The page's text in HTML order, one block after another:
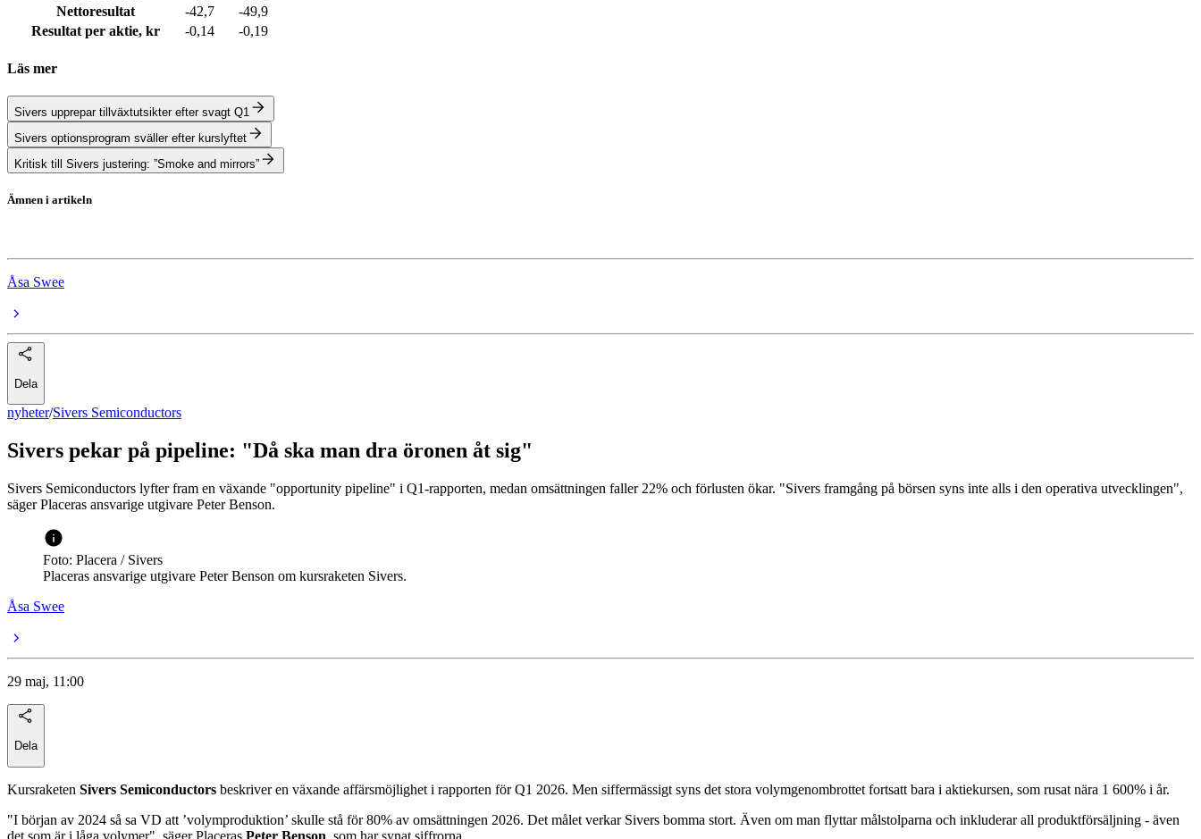
Nettoresultat
-42,7
-49,9
Resultat per aktie, kr
-0,14 -0,19
Läs mer
Sivers upprepar tillväxtutsikter efter svagt Q1
Sivers optionsprogram sväller efter kurslyftet
Kritisk till Sivers justering: ”Smoke and mirrors”
Ämnen i artikeln
Åsa Swee
Dela
nyheter/Sivers Semiconductors
Sivers pekar på pipeline: "Då ska man dra öronen åt sig"
Sivers Semiconductors lyfter fram en växande "opportunity pipeline" i Q1-rapporten, medan omsättningen faller 22% och förlusten ökar. "Sivers framgång på börsen syns inte alls i den operativa utvecklingen",
säger Placeras ansvarige utgivare Peter Benson.
Foto: Placera / Sivers
Placeras ansvarige utgivare Peter Benson om kursraketen Sivers.
Åsa Swee
29 maj, 11:00
Dela
Kursraketen Sivers Semiconductors beskriver en växande affärsmöjlighet i rapporten för Q1 2026. Men siffermässigt syns det stora volymgenombrottet fortsatt bara i aktiekursen, som rusat nära 1 600% i år.
"I början av 2024 så sa VD att ’volymproduktion’ skulle stå för 80% av omsättningen 2026. Det målet verkar Sivers bomma stort. Även om man flyttar målstolparna och inkluderar all produktförsäljning - även
det som är i låga volymer", säger Placeras Peter Benson , som har synat siffrorna.